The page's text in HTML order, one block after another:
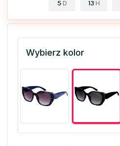
5 D 13 H
Wybierz kolor